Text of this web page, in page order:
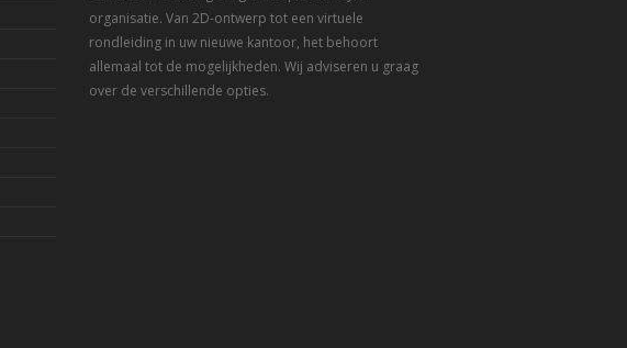
organisatie. Van 2D-ontwerp tot een virtuele
rondleiding in uw nieuwe kantoor, het behoort
allemaal tot de mogelijkheden. Wij adviseren u graag
over de verschillende opties.